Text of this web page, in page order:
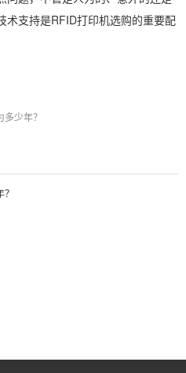
术支持是RFID打印机选购的重要配
少年？